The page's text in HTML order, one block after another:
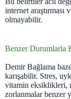
internet araştırması
olmayabilir.
Benzer Durumlarla
Demir Bağlama
karışabilir. Stres,
vitamin eksiklikleri,
zorlanmalar benzer